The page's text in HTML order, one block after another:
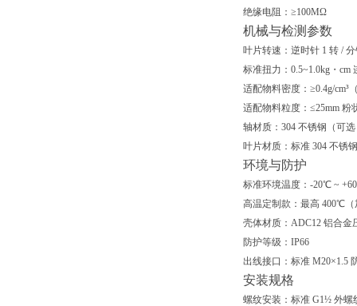
绝缘电阻：≥100MΩ
机械与检测参数
叶片转速：逆时针 1 转 /
标准扭力：0.5~1.0kg・cm
适配物料密度：≥0.4g/cm³
适配物料粒度：≤25mm 粉
轴材质：304 不锈钢（可
叶片材质：标准 304 不锈
环境与防护
标准环境温度：-20℃ ~
高温定制款：最高 400℃（
壳体材质：ADC12 铝合金
防护等级：IP66
出线接口：标准 M20×1.5
安装规格
螺纹安装 ：标准 G1½ 外